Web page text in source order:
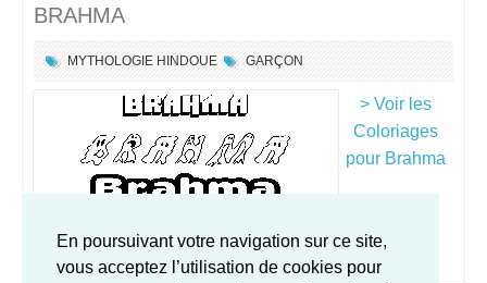
En poursuivant votre navigation sur ce site,
vous acceptez l’utilisation de cookies pour
BRAHMA
MYTHOLOGIE HINDOUE GARÇON
> Voir les
Coloriages
pour Brahma